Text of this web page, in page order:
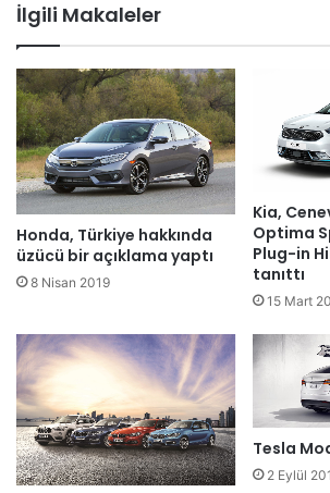
İlgili Makaleler
Honda, Türkiye hakkında
üzücü bir açıklama yaptı
8 Nisan 2019
Kia,
Optima
Plug-in
tanıttı
15 Mart
Tesla
2 Eylül